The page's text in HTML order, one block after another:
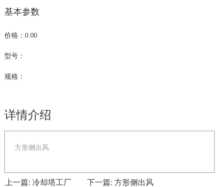
基本参数
价格：0.00
型号：
规格：
详情介绍
方形侧出风
上一篇: 冷却塔工厂 下一篇: 方形侧出风